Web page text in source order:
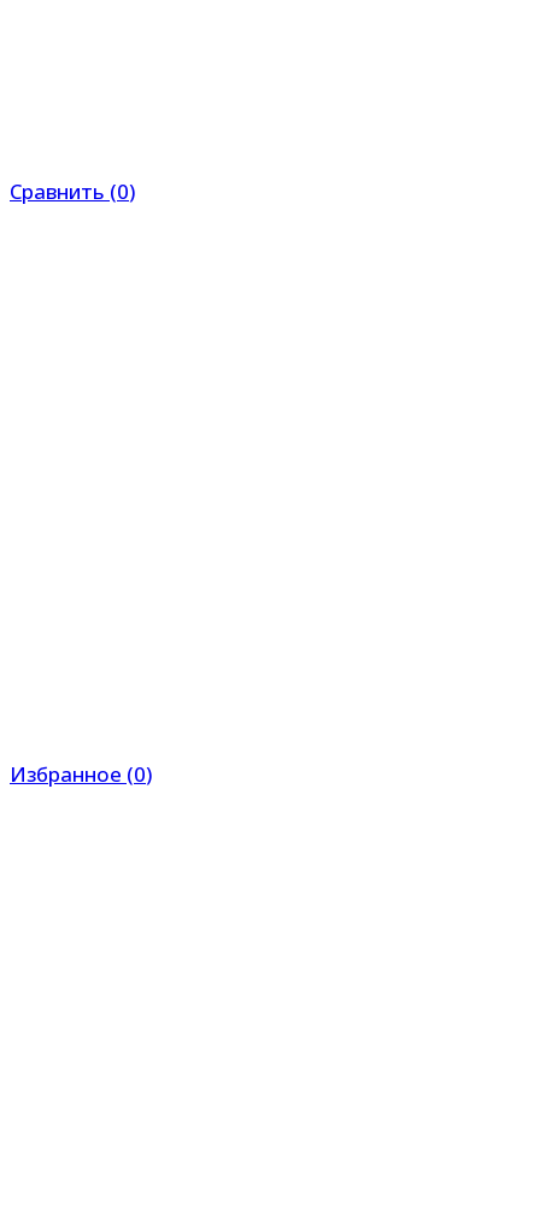
Сравнить (0)
Избранное (0)